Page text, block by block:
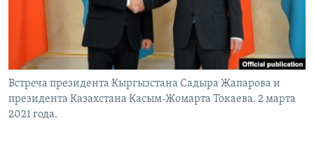
Встреча президента Кыргызстана Садыра Жапарова и
президента Казахстана Касым-Жомарта Токаева. 2 марта
2021 года.